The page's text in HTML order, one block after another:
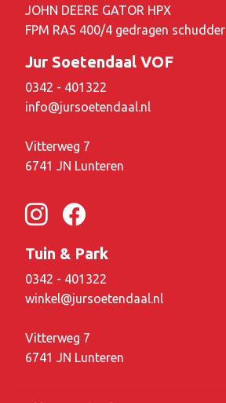
JOHN DEERE GATOR HPX
FPM RAS 400/4 gedragen schudder
Jur Soetendaal VOF
0342 - 401322
info@jursoetendaal.nl
Vitterweg 7
6741 JN Lunteren
Tuin & Park
0342 - 401322
winkel@jursoetendaal.nl
Vitterweg 7
6741 JN Lunteren